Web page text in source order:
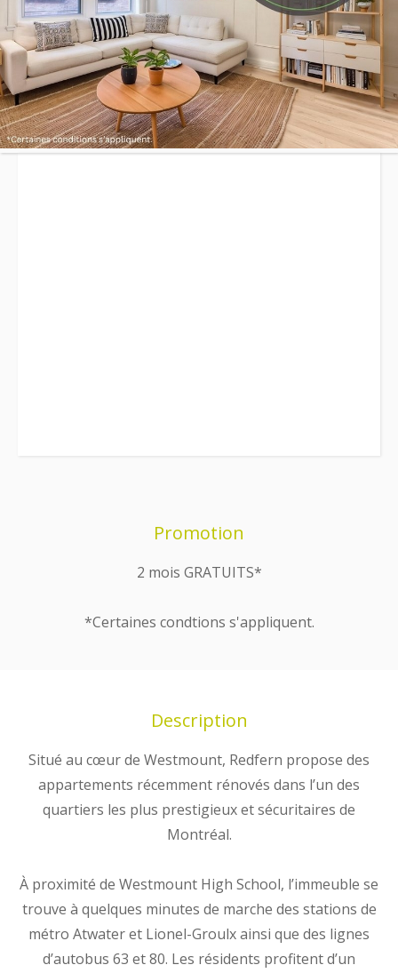
Promotion
2 mois GRATUITS*
*Certaines condtions s'appliquent.
Description
Situé au cœur de Westmount, Redfern propose des
appartements récemment rénovés dans l’un des
quartiers les plus prestigieux et sécuritaires de
Montréal.
À proximité de Westmount High School, l’immeuble se
trouve à quelques minutes de marche des stations de
métro Atwater et Lionel-Groulx ainsi que des lignes
d’autobus 63 et 80. Les résidents profitent d’un